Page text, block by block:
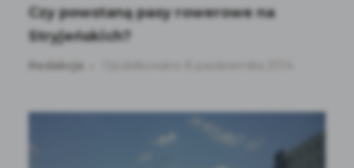
Czy powstaną pasy rowerowe na
Stryjeńskich?